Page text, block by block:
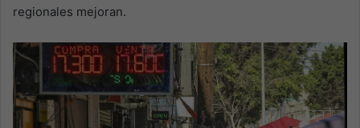
regionales mejoran.